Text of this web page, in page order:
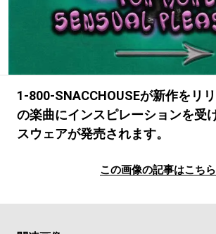
1-800-SNACCHOUSEが新作をリ
の楽曲にインスピレーションを受
スウェアが発売されます。
この画像の記事はこちら